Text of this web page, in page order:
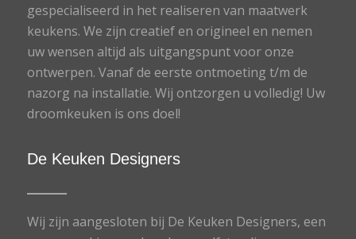
gespecialiseerd in het realiseren van maatwerk
keukens. We zijn creatief en origineel en nemen
uw wensen altijd als uitgangspunt voor onze
ontwerpen. Vanaf de eerste ontmoeting t/m de
nazorg na installatie. Wij ontzorgen u volledig! Uw
droomkeuken is ons doel!
De Keuken Designers
Wij zijn aangesloten bij De Keuken Designers, een